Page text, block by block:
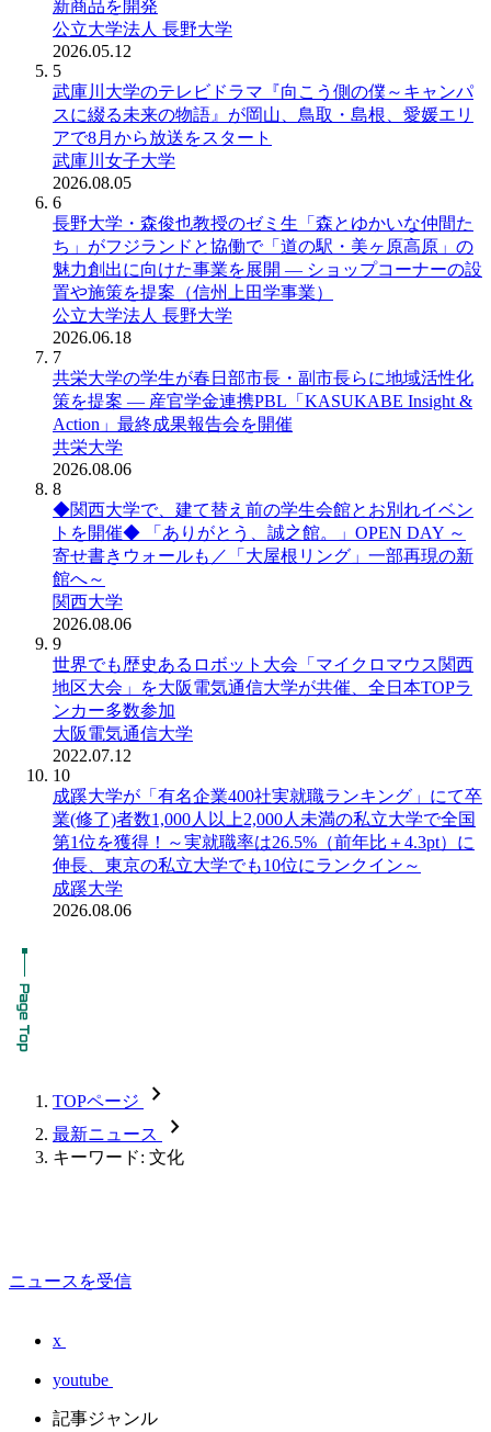
新商品を開発
公立大学法人 長野大学
2026.05.12
5
武庫川大学のテレビドラマ『向こう側の僕～キャンパ
スに綴る未来の物語』が岡山、鳥取・島根、愛媛エリ
アで8月から放送をスタート
武庫川女子大学
2026.08.05
6
長野大学・森俊也教授のゼミ生「森とゆかいな仲間た
ち」がフジランドと協働で「道の駅・美ヶ原高原」の
魅力創出に向けた事業を展開 ― ショップコーナーの設
置や施策を提案（信州上田学事業）
公立大学法人 長野大学
2026.06.18
7
共栄大学の学生が春日部市長・副市長らに地域活性化
策を提案 ― 産官学金連携PBL「KASUKABE Insight &
Action」最終成果報告会を開催
共栄大学
2026.08.06
8
◆関西大学で、建て替え前の学生会館とお別れイベン
トを開催◆ 「ありがとう、誠之館。」OPEN DAY ～
寄せ書きウォールも／「大屋根リング」一部再現の新
館へ～
関西大学
2026.08.06
9
世界でも歴史あるロボット大会「マイクロマウス関西
地区大会」を大阪電気通信大学が共催、全日本TOPラ
ンカー多数参加
大阪電気通信大学
2022.07.12
10
成蹊大学が「有名企業400社実就職ランキング」にて卒
業(修了)者数1,000人以上2,000人未満の私立大学で全国
第1位を獲得！～実就職率は26.5%（前年比＋4.3pt）に
伸長、東京の私立大学でも10位にランクイン～
成蹊大学
2026.08.06
TOPページ chevron_forward
最新ニュース chevron_forward
キーワード: 文化
ニュースを受信
x
youtube
記事ジャンル